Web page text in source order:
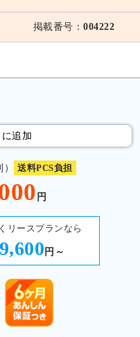
掲載番号：004222
追加
送料PCS負担
円
リースプランなら
円～